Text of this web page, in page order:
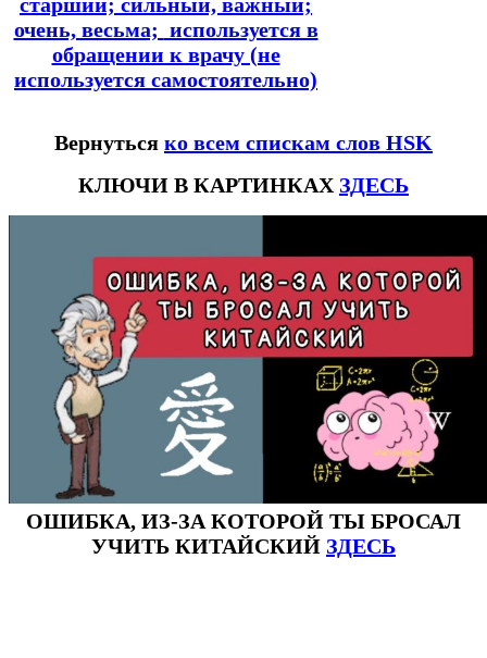
очень, весьма; используется в
обращении к врачу (не
используется самостоятельно)
Вернуться ко всем спискам слов HSK
КЛЮЧИ В КАРТИНКАХ ЗДЕСЬ
ОШИБКА, ИЗ-ЗА КОТОРОЙ ТЫ БРОСАЛ
УЧИТЬ КИТАЙСКИЙ ЗДЕСЬ